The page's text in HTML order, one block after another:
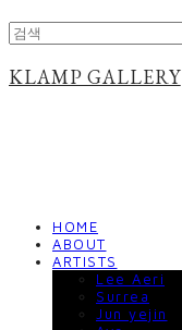
KLAMP GALLERY
HOME
ABOUT
ARTISTS
Lee Aeri
Surrea
Jun yejin